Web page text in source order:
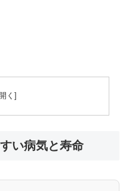
い病気と寿命